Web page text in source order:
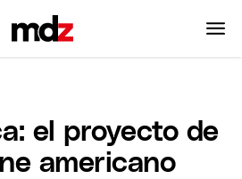
el proyecto de
americano